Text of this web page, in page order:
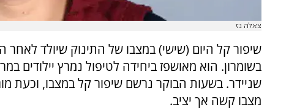
צאלה גז
שיפור קל היום (שישי) במצבו של התינוק שיולד לאחר
בשומרון. הוא מאושפז ביחידה לטיפול נמרץ יילודים
שניידר. בשעות הבוקר נרשם שיפור קל במצבו, וכעת
מצבו קשה אך יציב.